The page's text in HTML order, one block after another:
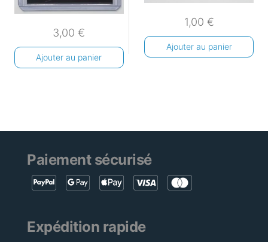
3,00€
Ajouter au panier
1,00 €
Ajouter au panier
Paiement sécurisé
Expédition rapide